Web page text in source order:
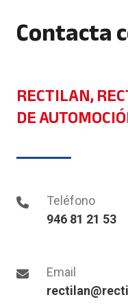
Contacta
RECTILAN,
DE
Teléfono
946 81 21 53
Email